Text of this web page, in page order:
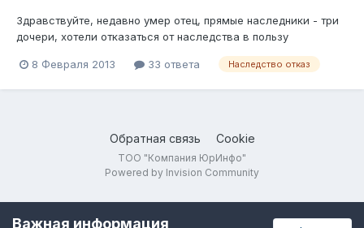
Здравствуйте, недавно умер отец, прямые наследники - три
дочери, хотели отказаться от наследства в пользу
пожалуйста, почему? Может нам другого нотариуса
8 Февраля 2013 33 ответа Наследство отказ
Обратная связь Cookie
ТОО "Компания ЮрИнфо"
Powered by Invision Community
Важная информация